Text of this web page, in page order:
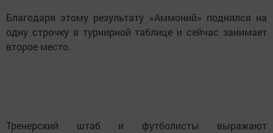
Благодаря этому результату «Аммоний» поднялся на
одну строчку в турнирной таблице и сейчас занимает
второе место.
Тренерский штаб и футболисты выражают